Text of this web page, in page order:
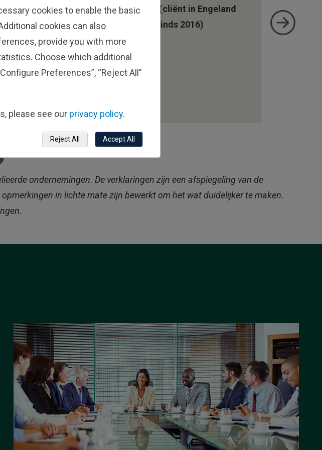
is steeds
en
oprecht een
John M. (cliënt in Engeland
sinds 2016)
ondernemingen. De verklaringen zijn een afspiegeling van de
in lichte mate zijn bewerkt om het wat duidelijker te maken.
cookies to enable the basic
cookies can also
provide you with more
Choose which additional
Preferences”, “Reject All”
please see our privacy policy.
Accept All
Reject All